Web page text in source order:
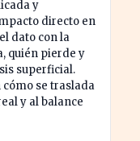
y
directo en
dato con la
quién pierde y
superficial.
se traslada
y al balance